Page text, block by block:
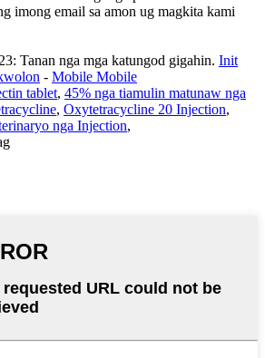
imong email sa amon ug magkita kami
Tanan nga mga katungod gigahin. Init
- Mobile Mobile
tablet, 45% nga tiamulin matunaw nga
, Oxytetracycline 20 Injection,
nga Injection,